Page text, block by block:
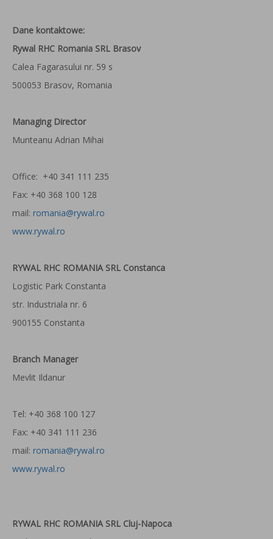
Dane kontaktowe:
Rywal RHC Romania SRL Brasov
Calea Fagarasului nr. 59 s
500053 Brasov, Romania
Managing Director
Munteanu Adrian Mihai
Office: +40 341 111 235
Fax: +40 368 100 128
mail: romania@rywal.ro
www.rywal.ro
RYWAL RHC ROMANIA SRL Constanca
Logistic Park Constanta
str. Industriala nr. 6
900155 Constanta
Branch Manager
Mevlit Ildanur
Tel: +40 368 100 127
Fax: +40 341 111 236
mail: romania@rywal.ro
www.rywal.ro
RYWAL RHC ROMANIA SRL Cluj-Napoca